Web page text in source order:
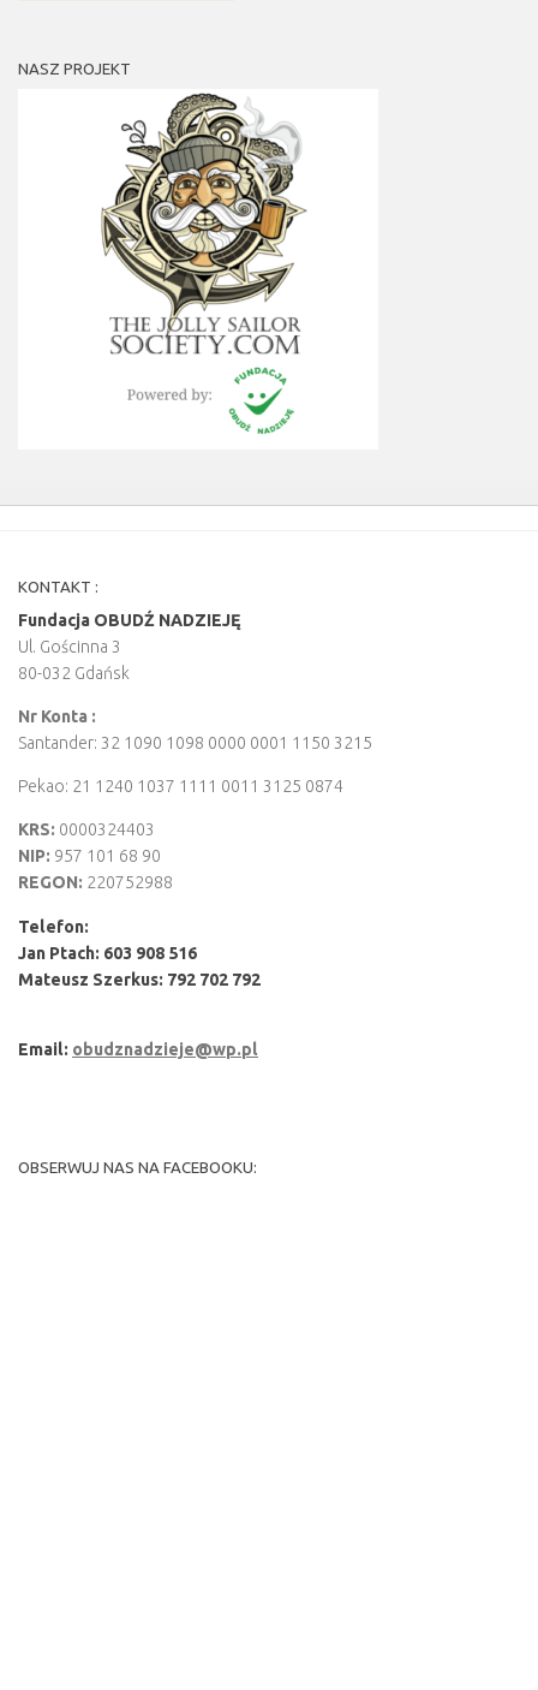
NASZ PROJEKT
KONTAKT :
Fundacja OBUDŹ NADZIEJĘ
Ul. Gościnna 3
80-032 Gdańsk
Nr Konta :
Santander: 32 1090 1098 0000 0001 1150 3215
Pekao: 21 1240 1037 1111 0011 3125 0874
KRS: 0000324403
NIP: 957 101 68 90
REGON: 220752988
Telefon:
Jan Ptach: 603 908 516
Mateusz Szerkus: 792 702 792
Email: obudznadzieje@wp.pl
OBSERWUJ NAS NA FACEBOOKU: